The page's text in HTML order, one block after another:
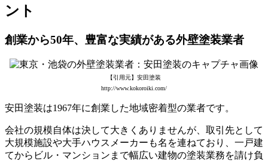
ント
創業から50年、豊富な実績がある外壁塗装業者
【引用元】安田塗装
http://www.kokoroiki.com/
安田塗装は1967年に創業した地域密着型の業者です。
会社の規模自体は決して大きくありませんが、取引先として
大規模施設や大手ハウスメーカーも名を連ねており、一戸建
てからビル・マンションまで幅広い建物の塗装業務を請け負